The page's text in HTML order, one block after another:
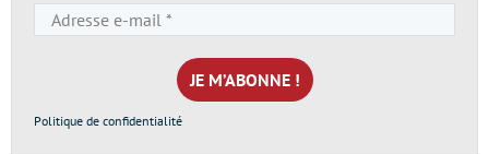
e-
mail
*
Politique de confidentialité